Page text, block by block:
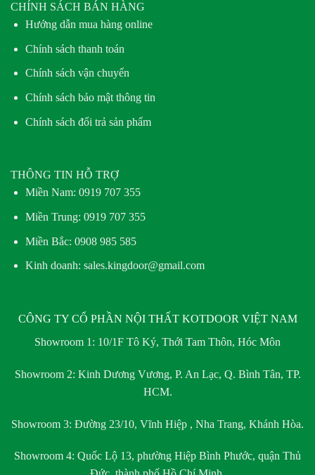
CHÍNH SÁCH BÁN HÀNG
Hướng dẫn mua hàng online
Chính sách thanh toán
Chính sách vận chuyển
Chính sách bảo mật thông tin
Chính sách đổi trả sản phẩm
THÔNG TIN HỖ TRỢ
Miền Nam: 0919 707 355
Miền Trung: 0919 707 355
Miền Bắc: 0908 985 585
Kinh doanh: sales.kingdoor@gmail.com
CÔNG TY CỔ PHẦN NỘI THẤT KOTDOOR VIỆT NAM
Showroom 1: 10/1F Tô Ký, Thới Tam Thôn, Hóc Môn
Showroom 2: Kinh Dương Vương, P. An Lạc, Q. Bình Tân, TP.
HCM.
Showroom 3: Đường 23/10, Vĩnh Hiệp , Nha Trang, Khánh Hòa.
Showroom 4: Quốc Lộ 13, phường Hiệp Bình Phước, quận Thủ